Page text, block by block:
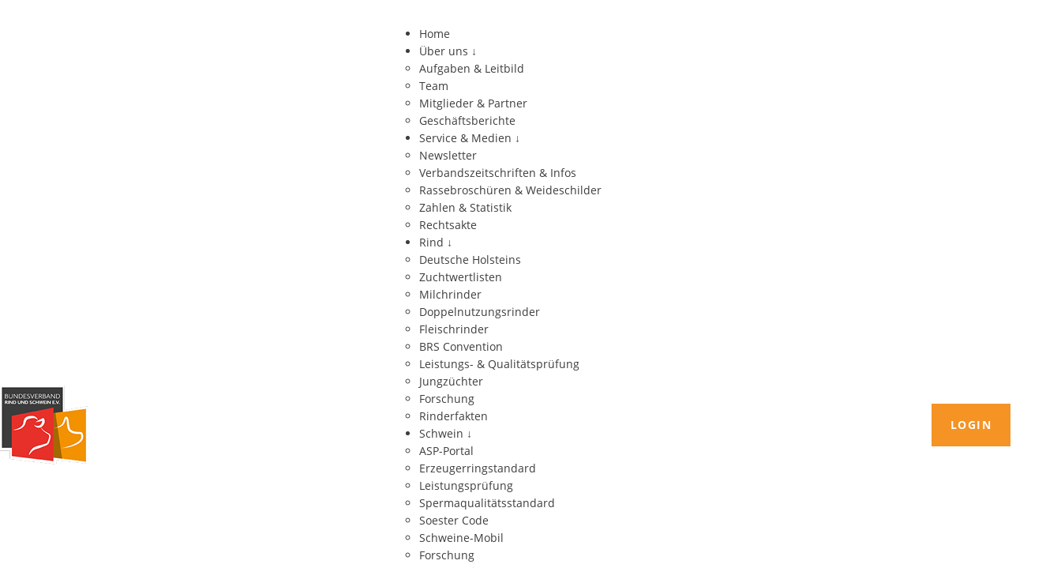
Home
Über uns ↓
Aufgaben & Leitbild
Team
Mitglieder & Partner
Geschäftsberichte
Service & Medien ↓
Newsletter
Verbandszeitschriften & Infos
Rassebroschüren & Weideschilder
Zahlen & Statistik
Rechtsakte
Rind ↓
Deutsche Holsteins
Zuchtwertlisten
Milchrinder
Doppelnutzungsrinder
Fleischrinder
BRS Convention
Leistungs- & Qualitätsprüfung
Jungzüchter
Forschung
Rinderfakten
Schwein ↓
ASP-Portal
Erzeugerringstandard
Leistungsprüfung
Spermaqualitätsstandard
Soester Code
Schweine-Mobil
Forschung
LOGIN